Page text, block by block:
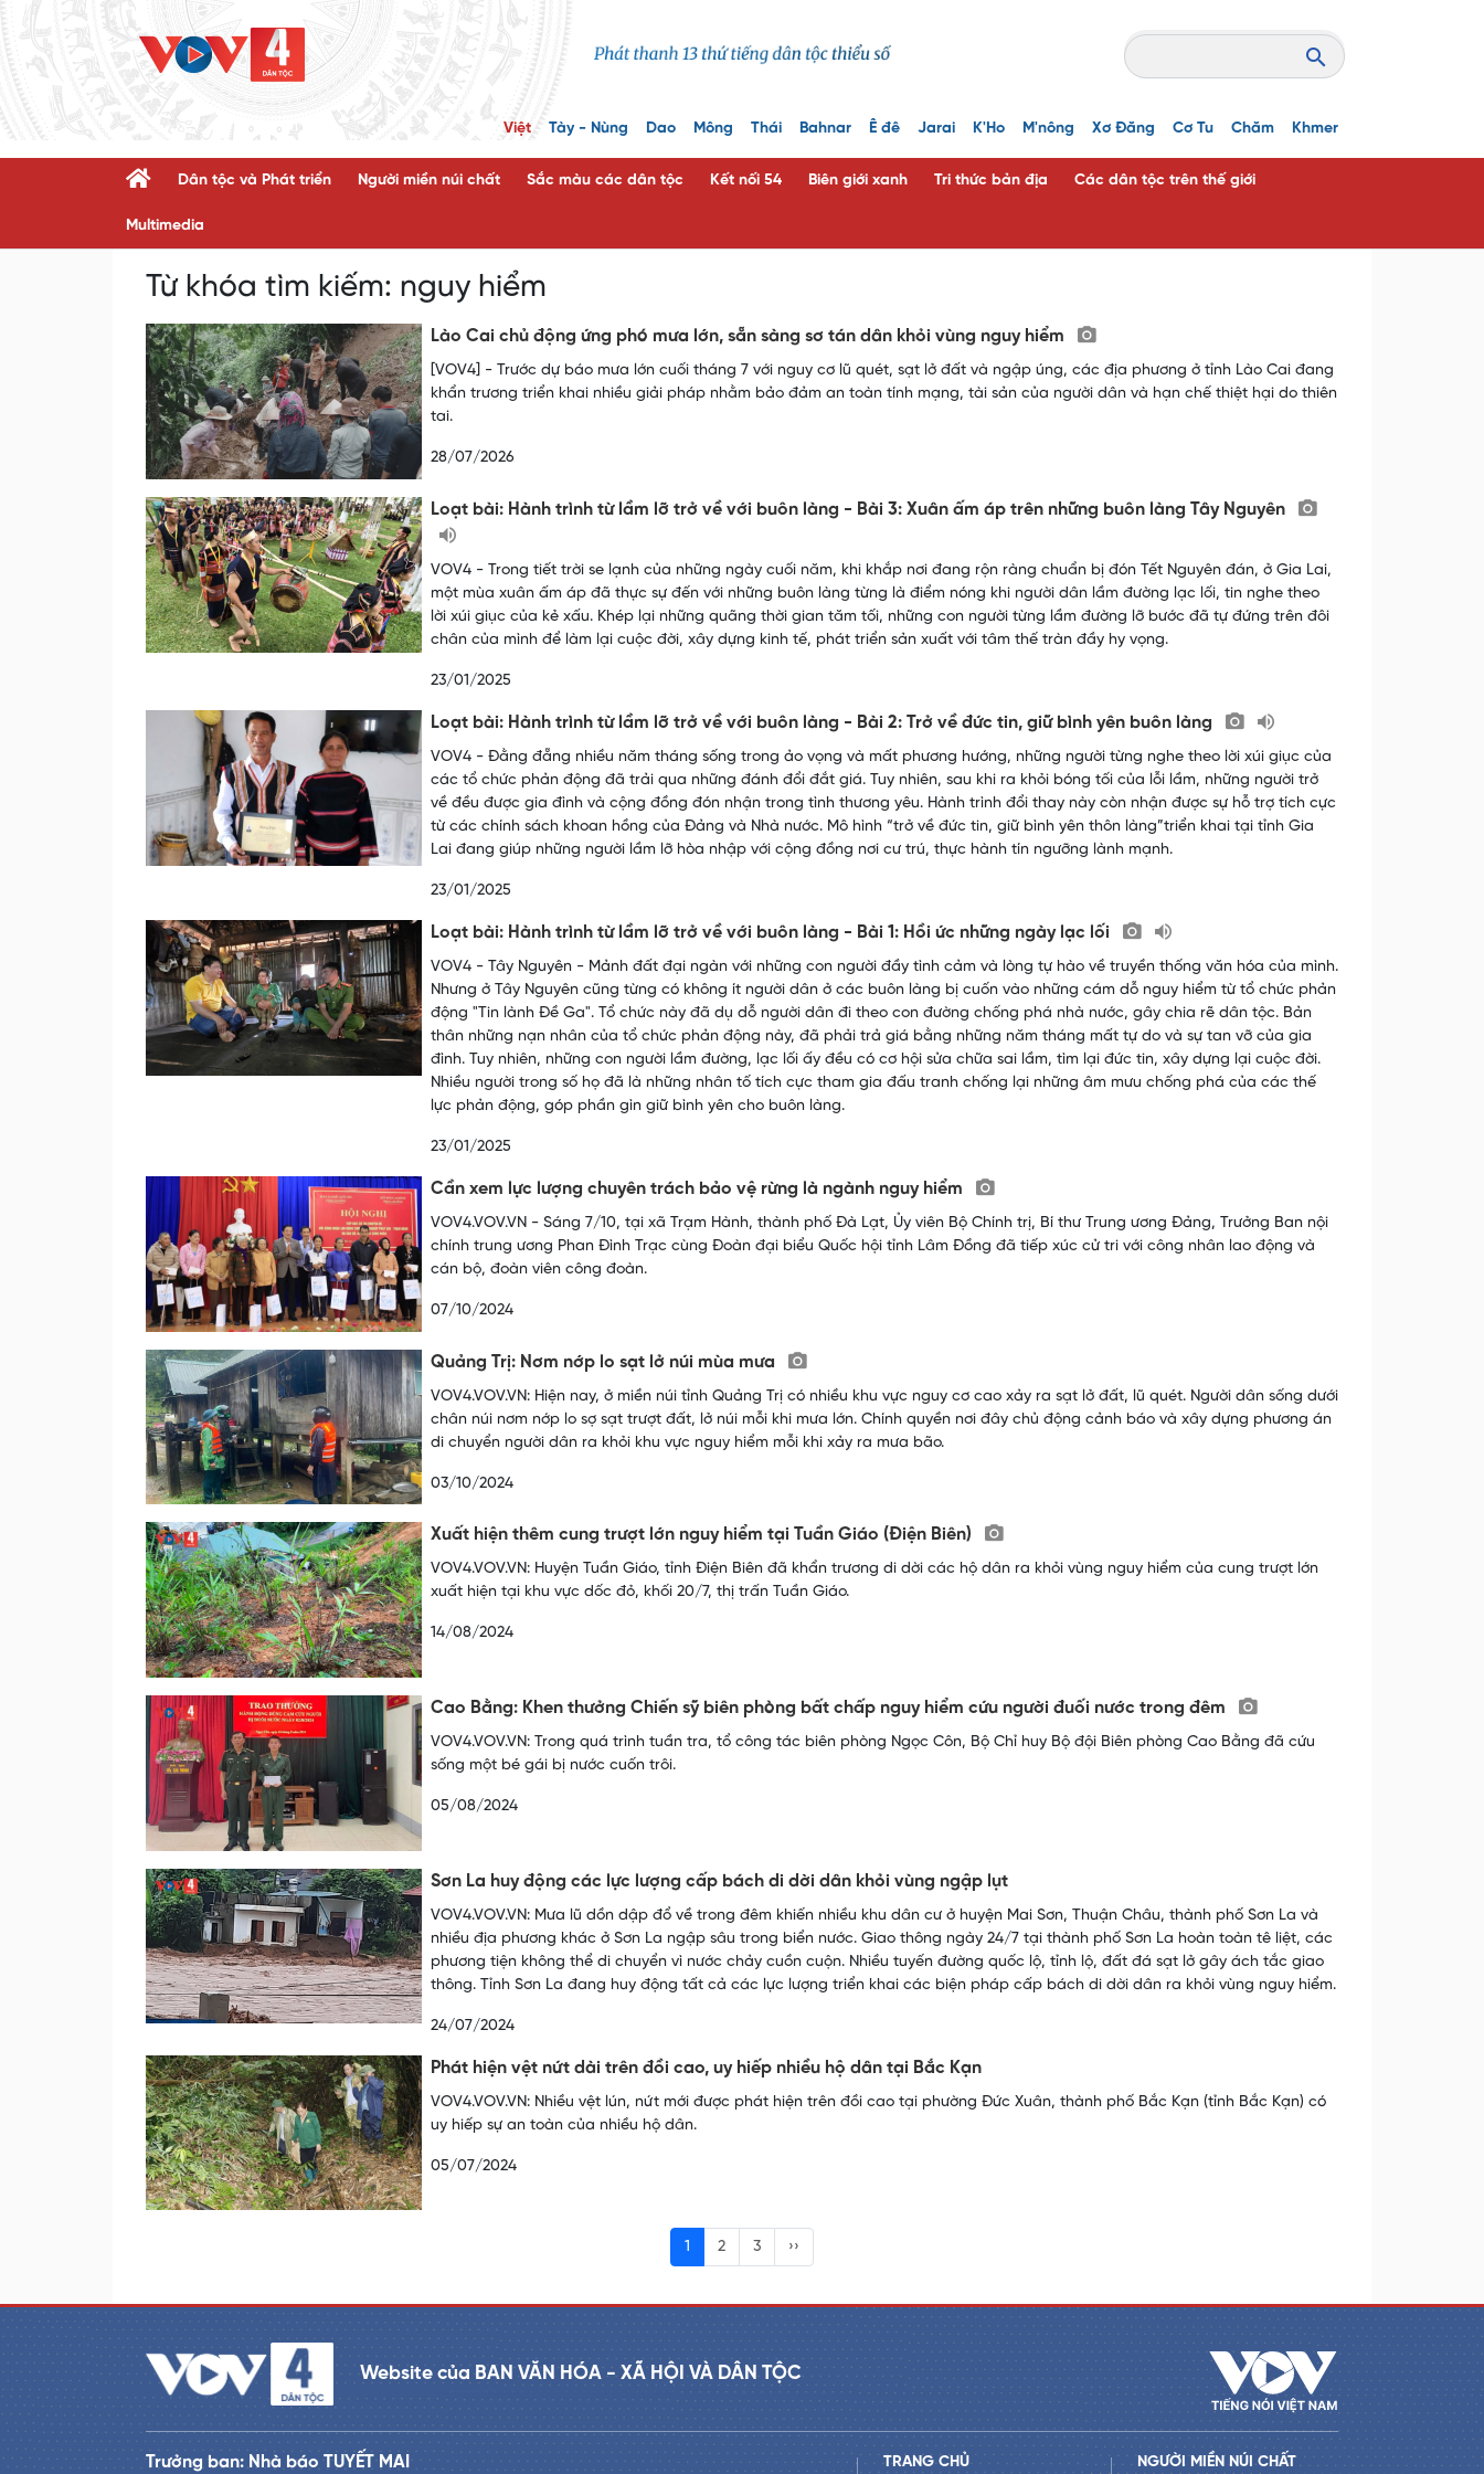
Việt Tày - Nùng Dao Mông Thái Bahnar Ê đê Jarai K'Ho M'nông Xơ Đăng Cơ Tu Chăm Khmer
Dân tộc và Phát triển Người miền núi chất Sắc màu các dân tộc Kết nối 54 Biên giới xanh Tri thức bản địa Các dân tộc trên thế giới
Multimedia
Từ khóa tìm kiếm: nguy hiểm
Lào Cai chủ động ứng phó mưa lớn, sẵn sàng sơ tán dân khỏi vùng nguy hiểm
[VOV4] - Trước dự báo mưa lớn cuối tháng 7 với nguy cơ lũ quét, sạt lở đất và ngập úng, các địa phương ở tỉnh Lào Cai đang
khẩn trương triển khai nhiều giải pháp nhằm bảo đảm an toàn tính mạng, tài sản của người dân và hạn chế thiệt hại do thiên
tai.
28/07/2026
Loạt bài: Hành trình từ lầm lỡ trở về với buôn làng - Bài 3: Xuân ấm áp trên những buôn làng Tây Nguyên
VOV4 - Trong tiết trời se lạnh của những ngày cuối năm, khi khắp nơi đang rộn ràng chuẩn bị đón Tết Nguyên đán, ở Gia Lai,
một mùa xuân ấm áp đã thực sự đến với những buôn làng từng là điểm nóng khi người dân lầm đường lạc lối, tin nghe theo
lời xúi giục của kẻ xấu. Khép lại những quãng thời gian tăm tối, những con người từng lầm đường lỡ bước đã tự đứng trên đôi
chân của mình để làm lại cuộc đời, xây dựng kinh tế, phát triển sản xuất với tâm thế tràn đầy hy vọng.
23/01/2025
Loạt bài: Hành trình từ lầm lỡ trở về với buôn làng - Bài 2: Trở về đức tin, giữ bình yên buôn làng
VOV4 - Đằng đẵng nhiều năm tháng sống trong ảo vọng và mất phương hướng, những người từng nghe theo lời xúi giục của
các tổ chức phản động đã trải qua những đánh đổi đắt giá. Tuy nhiên, sau khi ra khỏi bóng tối của lỗi lầm, những người trở
về đều được gia đình và cộng đồng đón nhận trong tình thương yêu. Hành trình đổi thay này còn nhận được sự hỗ trợ tích cực
từ các chính sách khoan hồng của Đảng và Nhà nước. Mô hình “trở về đức tin, giữ bình yên thôn làng”triển khai tại tỉnh Gia
Lai đang giúp những người lầm lỡ hòa nhập với cộng đồng nơi cư trú, thực hành tín ngưỡng lành mạnh.
23/01/2025
Loạt bài: Hành trình từ lầm lỡ trở về với buôn làng - Bài 1: Hồi ức những ngày lạc lối
VOV4 - Tây Nguyên - Mảnh đất đại ngàn với những con người đầy tình cảm và lòng tự hào về truyền thống văn hóa của mình.
Nhưng ở Tây Nguyên cũng từng có không ít người dân ở các buôn làng bị cuốn vào những cám dỗ nguy hiểm từ tổ chức phản
động "Tin lành Đề Ga". Tổ chức này đã dụ dỗ người dân đi theo con đường chống phá nhà nước, gây chia rẽ dân tộc. Bản
thân những nạn nhân của tổ chức phản động này, đã phải trả giá bằng những năm tháng mất tự do và sự tan vỡ của gia
đình. Tuy nhiên, những con người lầm đường, lạc lối ấy đều có cơ hội sửa chữa sai lầm, tìm lại đức tin, xây dựng lại cuộc đời.
Nhiều người trong số họ đã là những nhân tố tích cực tham gia đấu tranh chống lại những âm mưu chống phá của các thế
lực phản động, góp phần gìn giữ bình yên cho buôn làng.
23/01/2025
Cần xem lực lượng chuyên trách bảo vệ rừng là ngành nguy hiểm
VOV4.VOV.VN - Sáng 7/10, tại xã Trạm Hành, thành phố Đà Lạt, Ủy viên Bộ Chính trị, Bí thư Trung ương Đảng, Trưởng Ban nội
chính trung ương Phan Đình Trạc cùng Đoàn đại biểu Quốc hội tỉnh Lâm Đồng đã tiếp xúc cử tri với công nhân lao động và
cán bộ, đoàn viên công đoàn.
07/10/2024
Quảng Trị: Nơm nớp lo sạt lở núi mùa mưa
VOV4.VOV.VN: Hiện nay, ở miền núi tỉnh Quảng Trị có nhiều khu vực nguy cơ cao xảy ra sạt lở đất, lũ quét. Người dân sống dưới
chân núi nơm nớp lo sợ sạt trượt đất, lở núi mỗi khi mưa lớn. Chính quyền nơi đây chủ động cảnh báo và xây dựng phương án
di chuyển người dân ra khỏi khu vực nguy hiểm mỗi khi xảy ra mưa bão.
03/10/2024
Xuất hiện thêm cung trượt lớn nguy hiểm tại Tuần Giáo (Điện Biên)
VOV4.VOV.VN: Huyện Tuần Giáo, tỉnh Điện Biên đã khẩn trương di dời các hộ dân ra khỏi vùng nguy hiểm của cung trượt lớn
xuất hiện tại khu vực dốc đỏ, khối 20/7, thị trấn Tuần Giáo.
14/08/2024
Cao Bằng: Khen thưởng Chiến sỹ biên phòng bất chấp nguy hiểm cứu người đuối nước trong đêm
VOV4.VOV.VN: Trong quá trình tuần tra, tổ công tác biên phòng Ngọc Côn, Bộ Chỉ huy Bộ đội Biên phòng Cao Bằng đã cứu
sống một bé gái bị nước cuốn trôi.
05/08/2024
Sơn La huy động các lực lượng cấp bách di dời dân khỏi vùng ngập lụt
VOV4.VOV.VN: Mưa lũ dồn dập đổ về trong đêm khiến nhiều khu dân cư ở huyện Mai Sơn, Thuận Châu, thành phố Sơn La và
nhiều địa phương khác ở Sơn La ngập sâu trong biển nước. Giao thông ngày 24/7 tại thành phố Sơn La hoàn toàn tê liệt, các
phương tiện không thể di chuyển vì nước chảy cuồn cuộn. Nhiều tuyến đường quốc lộ, tỉnh lộ, đất đá sạt lở gây ách tắc giao
thông. Tỉnh Sơn La đang huy động tất cả các lực lượng triển khai các biện pháp cấp bách di dời dân ra khỏi vùng nguy hiểm.
24/07/2024
Phát hiện vệt nứt dài trên đồi cao, uy hiếp nhiều hộ dân tại Bắc Kạn
VOV4.VOV.VN: Nhiều vệt lún, nứt mới được phát hiện trên đồi cao tại phường Đức Xuân, thành phố Bắc Kạn (tỉnh Bắc Kạn) có
uy hiếp sự an toàn của nhiều hộ dân.
05/07/2024
1 2 3 ››
Website của BAN VĂN HÓA - XÃ HỘI VÀ DÂN TỘC
Trưởng ban: Nhà báo TUYẾT MAI TRANG CHỦ NGƯỜI MIỀN NÚI CHẤT